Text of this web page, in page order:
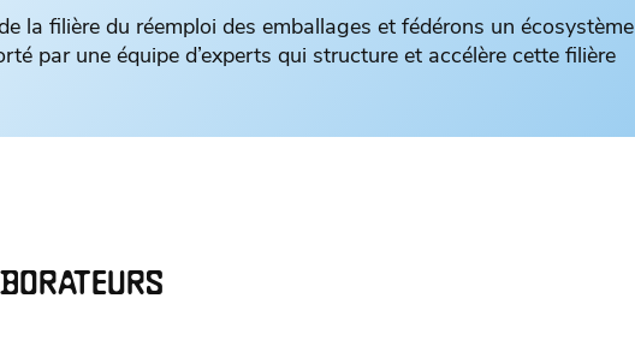
la filière du réemploi des emballages et fédérons un écosystème
par une équipe d’experts qui structure et accélère cette filière